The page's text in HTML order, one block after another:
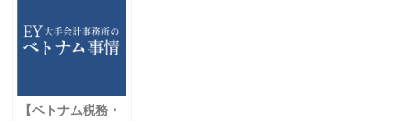
【ベトナム税務・